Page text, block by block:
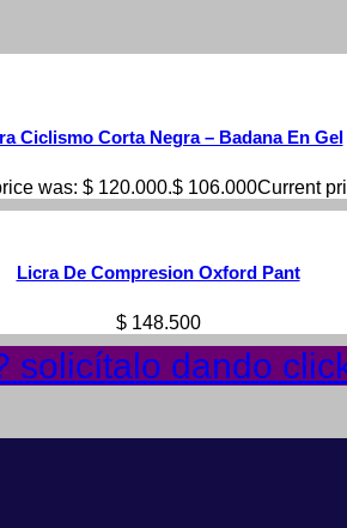
Ciclismo Corta Negra – Badana En Gel
was: $ 120.000.$ 106.000Current
Licra De Compresion Oxford Pant
$148.500
solicítalo dando